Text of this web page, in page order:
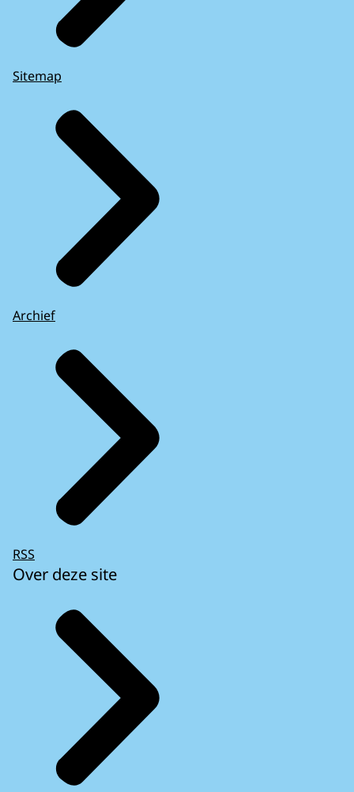
Sitemap
Archief
RSS
Over deze site